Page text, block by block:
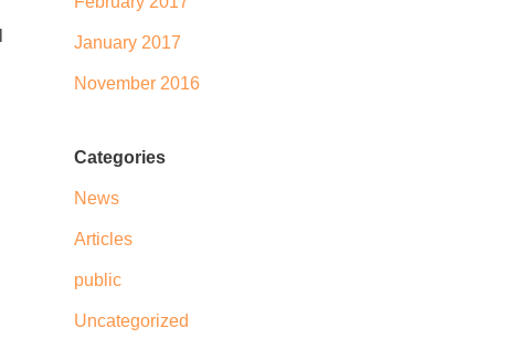
January 2017
November 2016
Categories
News
Articles
public
Uncategorized